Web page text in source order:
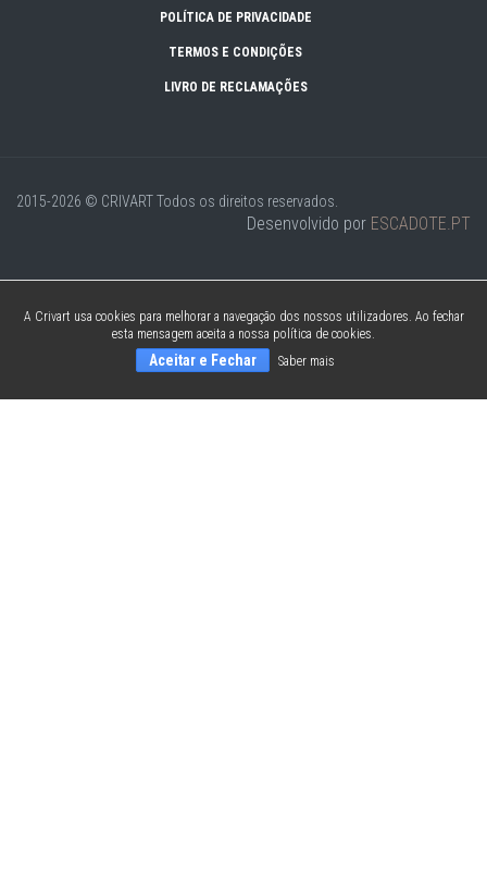
POLÍTICA DE PRIVACIDADE
TERMOS E CONDIÇÕES
LIVRO DE RECLAMAÇÕES
2015-2026 © CRIVARTTodos os direitos reservados.
Desenvolvido por ESCADOTE.PT
A Crivart usa cookies para melhorar a navegação dos nossos utilizadores. Ao fechar
esta mensagem aceita a nossa política de cookies.
Aceitar e Fechar Saber mais